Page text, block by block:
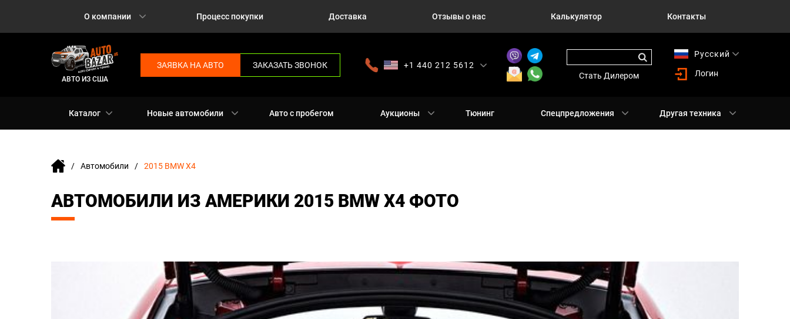
О компании Процесс покупки Доставка Отзывы о нас Калькулятор Контакты
АВТО ИЗ США
ЗАЯВКА НА АВТО ЗАКАЗАТЬ ЗВОНОК
+1 440 212 5612
Стать Дилером
Русский
Логин
Каталог Новые автомобили Авто с пробегом Аукционы Тюнинг Спецпредложения Другая техника
Автомобили 2015 BMW X4
АВТОМОБИЛИ ИЗ АМЕРИКИ 2015 BMW X4 ФОТО